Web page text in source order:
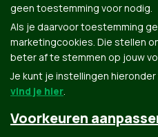
Groen.be
geen toestemming voor nodig.
Als je daarvoor toestemming
marketingcookies. Die stellen
beter af te stemmen op jouw
Je kunt je instellingen
vind je hier.
Voorkeuren